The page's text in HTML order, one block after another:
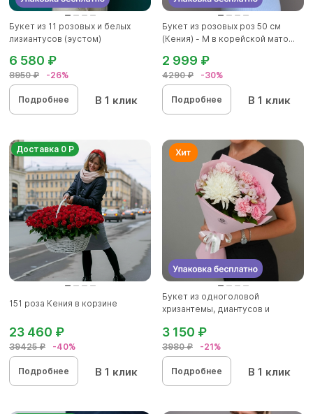
Букет из 11 розовых и белых
лизиантусов (эустом)
8950 ₽ -26%
6 580 ₽
Подробнее В 1 клик
Букет из розовых роз 50 см
(Кения) - M в корейской мато...
4290 ₽ -30%
2 999 ₽
Подробнее В 1 клик
Доставка 0 Р
151 роза Кения в корзине
39425 ₽ -40%
23 460 ₽
Подробнее В 1 клик
Букет из одноголовой
хризантемы, диантусов и
3980 ₽ -21%
3 150 ₽
Подробнее В 1 клик